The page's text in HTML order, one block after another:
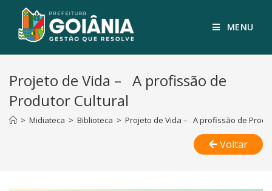
MENU
Projeto de Vida – A profissão de
Produtor Cultural
> Midiateca > Biblioteca > Projeto de Vida – A profissão de
Voltar